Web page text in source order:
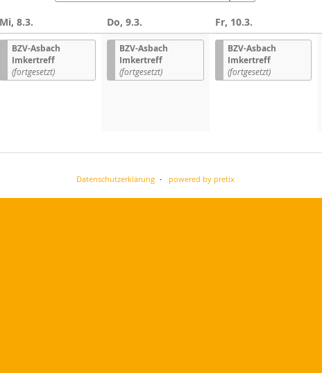
Mi, 8.3.
BZV-Asbach
Imkertreff
(fortgesetzt)
Do, 9.3.
BZV-Asbach
Imkertreff
(fortgesetzt)
Fr, 10.3.
BZV-Asbach
Imkertreff
(fortgesetzt)
Datenschutzerklärung powered by pretix